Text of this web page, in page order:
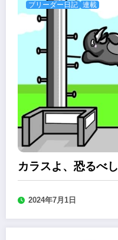
ブリーダー日記 連載
カラスよ、恐るべし
2024年7月1日